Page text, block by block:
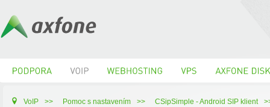
VoIP >> Pomoc s nastavením >> CSipSimple - Android SIP klient